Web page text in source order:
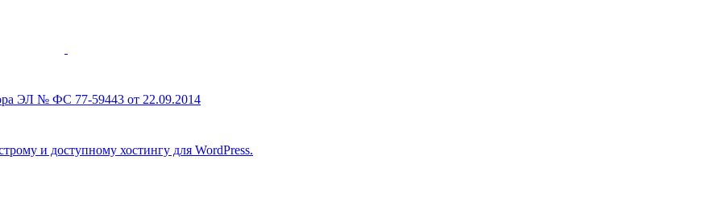
ЭЛ № ФС 77-59443 от 22.09.2014
и доступному хостингу для WordPress.